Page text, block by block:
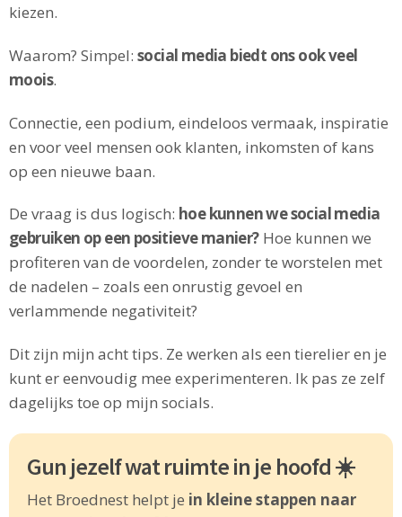
kiezen.
Waarom? Simpel: social media biedt ons ook veel
moois.
Connectie, een podium, eindeloos vermaak, inspiratie
en voor veel mensen ook klanten, inkomsten of kans
op een nieuwe baan.
De vraag is dus logisch: hoe kunnen we social media
gebruiken op een positieve manier?Hoe kunnen we
profiteren van de voordelen, zonder te worstelen met
de nadelen – zoals een onrustig gevoel en
verlammende negativiteit?
Dit zijn mijn acht tips. Ze werken als een tierelier en je
kunt er eenvoudig mee experimenteren. Ik pas ze zelf
dagelijks toe op mijn socials.
Gun jezelf wat ruimte in je hoofd ☀️
Het Broednest helpt je in kleine stappen naar